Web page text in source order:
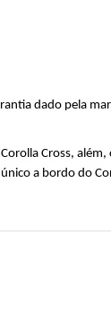
dado pela
Cross,
a bordo do